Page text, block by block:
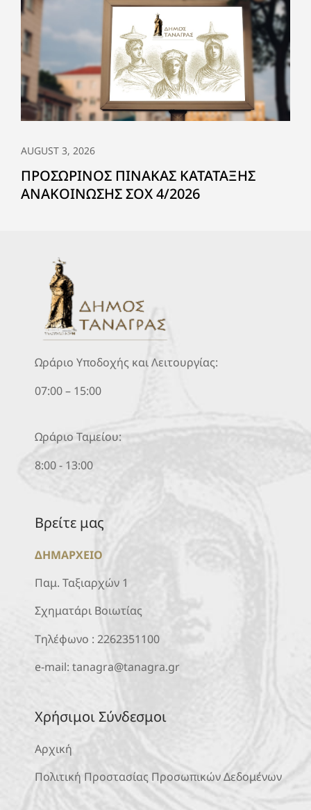
AUGUST 3, 2026
ΠΡΟΣΩΡΙΝΟΣ ΠΙΝΑΚΑΣ ΚΑΤΑΤΑΞΗΣ
ΑΝΑΚΟΙΝΩΣΗΣ ΣΟΧ 4/2026
Ωράριο Υποδοχής και Λειτουργίας:
07:00 – 15:00
Ωράριο Ταμείου:
8:00 - 13:00
Βρείτε μας
ΔΗΜΑΡΧΕΙΟ
Παμ. Ταξιαρχών 1
Σχηματάρι Βοιωτίας
Τηλέφωνο : 2262351100
e-mail: tanagra@tanagra.gr
Χρήσιμοι Σύνδεσμοι
Αρχική
Πολιτική Προστασίας Προσωπικών Δεδομένων